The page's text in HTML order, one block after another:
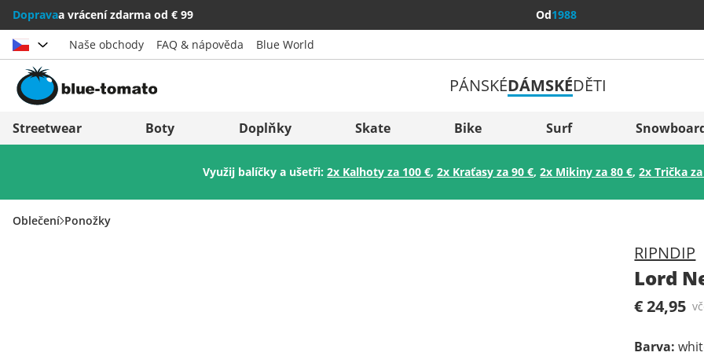
Dopravaa vrácení zdarma od € 99 Od1988
Vybrat zemi
Österreich
Italia (Italiano)
Italien (Deutsch)
Slovenija
België (Nederlands)
Naše obchody FAQ & nápověda Blue World
PÁNSKÉDÁMSKÉDĚTI
Streetwear Boty Doplňky Skate Bike Surf
Využij balíčky a ušetři:2x Kalhoty za 100 €,2x Kraťasy za 90 €,2x Mikiny za 80 €,2x Trička
Oblečení Ponožky
RIPNDIP
Lord
€ 24,95
Barva: